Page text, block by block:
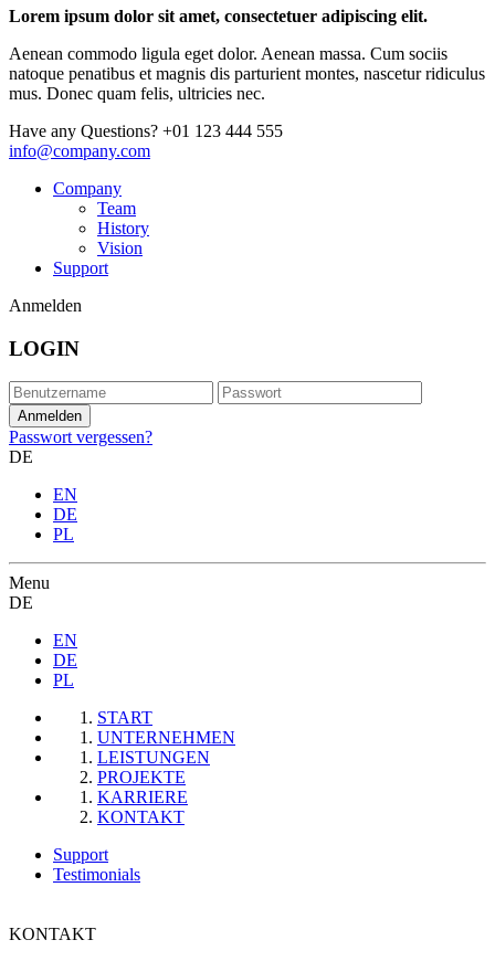
Lorem ipsum dolor sit amet, consectetuer adipiscing elit.
Aenean commodo ligula eget dolor. Aenean massa. Cum sociis
natoque penatibus et magnis dis parturient montes, nascetur ridiculus
mus. Donec quam felis, ultricies nec.
Have any Questions? +01 123 444 555
info@company.com
Company
Team
History
Vision
Support
Anmelden
LOGIN
Passwort vergessen?
DE
EN
DE
PL
Menu
DE
EN
DE
PL
START
UNTERNEHMEN
LEISTUNGEN
PROJEKTE
KARRIERE
KONTAKT
Support
Testimonials
KONTAKT